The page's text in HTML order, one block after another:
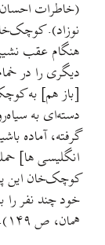
نوزاد).
هنگام عقب
دیگری را در
[باز هم] به
دسته‌ای به
گرفته، آماده
انگلیسی ها]
کوچک‌خان این
خود چند نفر را
همان، ص ۱۴۹).